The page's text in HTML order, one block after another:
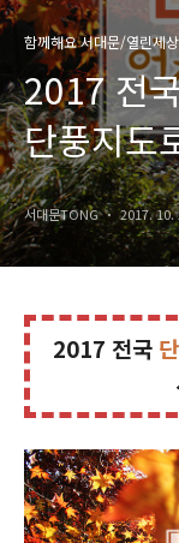
함께해요 서대문/열린세
2017 전
단풍지도
단풍 명소
서대문TONG 2017. 10.
2017 전국